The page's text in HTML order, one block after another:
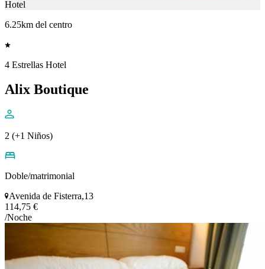
Hotel
6.25km del centro
4 Estrellas Hotel
Alix Boutique
2 (+1 Niños)
Doble/matrimonial
Avenida de Fisterra,13
114,75 €
/Noche